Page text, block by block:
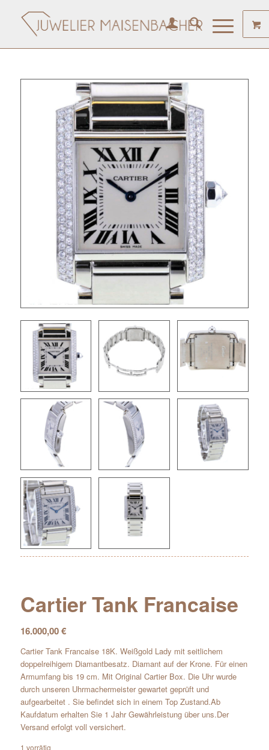
Cartier Tank Francaise
16.000,00€
Cartier Tank Francaise 18K. Weißgold Lady mit seitlichem
doppelreihigem Diamantbesatz. Diamant auf der Krone. Für einen
Armumfang bis 19 cm. Mit Original Cartier Box. Die Uhr wurde
durch unseren Uhrmachermeister gewartet geprüft und
aufgearbeitet . Sie befindet sich in einem Top Zustand.Ab
Kaufdatum erhalten Sie 1 Jahr Gewährleistung über uns.Der
Versand erfolgt voll versichert.
1 vorrätig